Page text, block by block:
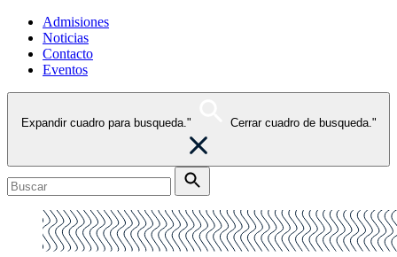
Admisiones
Noticias
Contacto
Eventos
Expandir cuadro para busqueda." Cerrar cuadro de busqueda."